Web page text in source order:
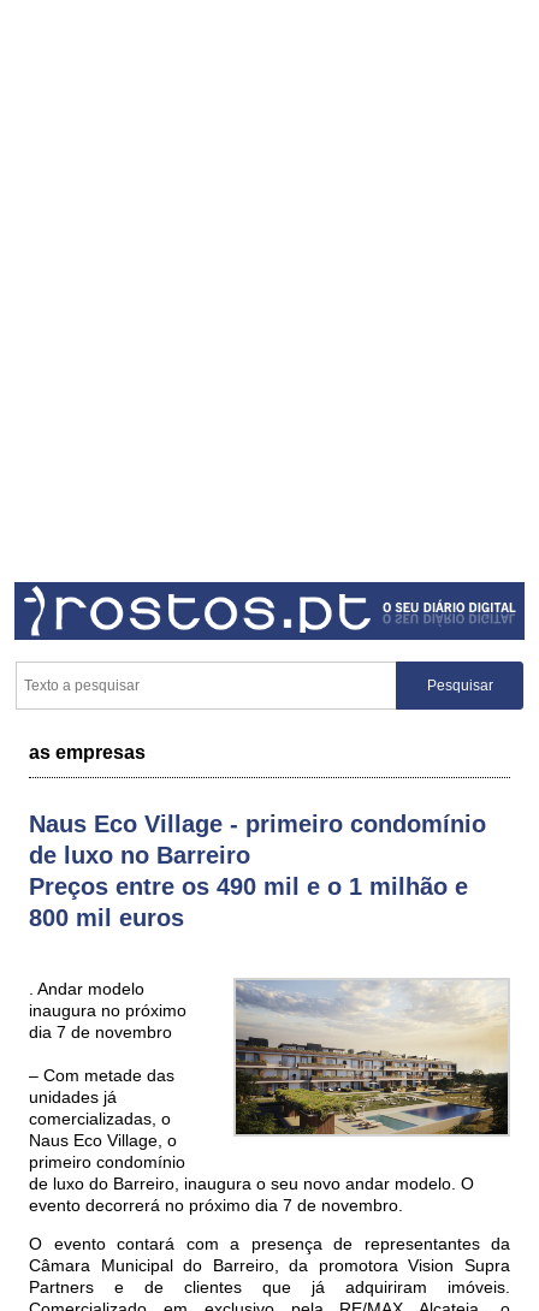
as empresas
Naus Eco Village - primeiro condomínio
de luxo no Barreiro
Preços entre os 490 mil e o 1 milhão e
800 mil euros
. Andar modelo
inaugura no próximo
dia 7 de novembro
– Com metade das
unidades já
comercializadas, o
Naus Eco Village, o
primeiro condomínio
de luxo do Barreiro, inaugura o seu novo andar modelo. O
evento decorrerá no próximo dia 7 de novembro.
O evento contará com a presença de representantes da
Câmara Municipal do Barreiro, da promotora Vision Supra
Partners e de clientes que já adquiriram imóveis.